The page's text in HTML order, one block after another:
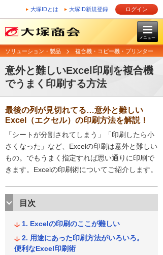
大塚IDとは 大塚ID新規登録 ログイン
メニュー
ソリューション・製品 複合機・コピー機・プリンター
意外と難しいExcel印刷を複合機
でうまく印刷する方法
最後の列が見切れてる…意外と難しい
Excel（エクセル）の印刷方法を解説！
「シートが分割されてしまう」「印刷したら小
さくなった」など、Excelの印刷は意外と難しい
もの。でもうまく指定すれば思い通りに印刷で
きます。Excelの印刷術についてご紹介します。
目次
Excelの印刷のここが難しい
用途にあった印刷方法がいろいろ。
便利なExcel印刷術